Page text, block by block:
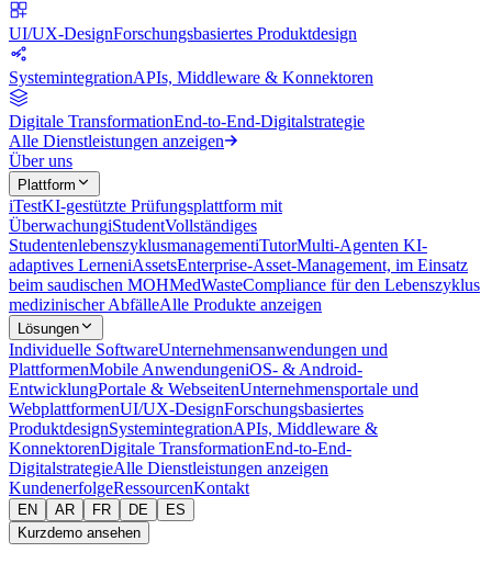
UI/UX-DesignForschungsbasiertes Produktdesign
SystemintegrationAPIs, Middleware & Konnektoren
Digitale TransformationEnd-to-End-Digitalstrategie
Alle Dienstleistungen anzeigen
Über uns
Plattform
iTestKI-gestützte Prüfungsplattform mit
ÜberwachungiStudentVollständiges
StudentenlebenszyklusmanagementiTutorMulti-Agenten KI-
adaptives LerneniAssetsEnterprise-Asset-Management, im Einsatz
beim saudischen MOHMedWasteCompliance für den Lebenszyklus
medizinischer AbfälleAlle Produkte anzeigen
Lösungen
Individuelle SoftwareUnternehmensanwendungen und
PlattformenMobile AnwendungeniOS- & Android-
EntwicklungPortale & WebseitenUnternehmensportale und
WebplattformenUI/UX-DesignForschungsbasiertes
ProduktdesignSystemintegrationAPIs, Middleware &
KonnektorenDigitale TransformationEnd-to-End-
DigitalstrategieAlle Dienstleistungen anzeigen
KundenerfolgeRessourcenKontakt
EN AR FR DE
ES
Kurzdemo ansehen